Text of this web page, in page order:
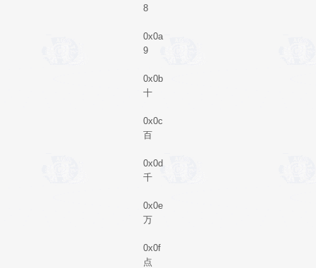
8
0x0a
9
0x0b
十
0x0c
百
0x0d
千
0x0e
万
0x0f
点